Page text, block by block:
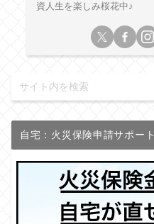
資人生を楽しみ桜花中♪
自宅：火災保険申請サポート